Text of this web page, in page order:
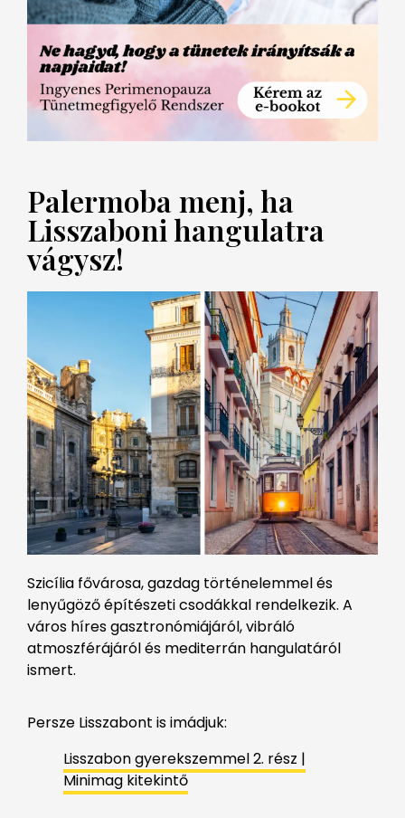
Palermoba menj, ha
Lisszaboni hangulatra
vágysz!
Szicília fővárosa, gazdag történelemmel és
lenyűgöző építészeti csodákkal rendelkezik. A
város híres gasztronómiájáról, vibráló
atmoszférájáról és mediterrán hangulatáról
ismert.
Persze Lisszabont is imádjuk:
Lisszabon gyerekszemmel 2. rész |
Minimag kitekintő